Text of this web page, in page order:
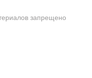
запрещено